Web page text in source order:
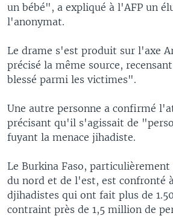
un bébé", a expliqué à l'AFP un
l'anonymat.
Le drame s'est produit sur l'axe
précisé la même source,
blessé parmi les victimes".
Une autre personne a confirmé
précisant qu'il s'agissait de
fuyant la menace jihadiste.
Le Burkina Faso, particulièrement
du nord et de l'est, est confronté
djihadistes qui ont fait plus de
contraint près de 1,5 million de